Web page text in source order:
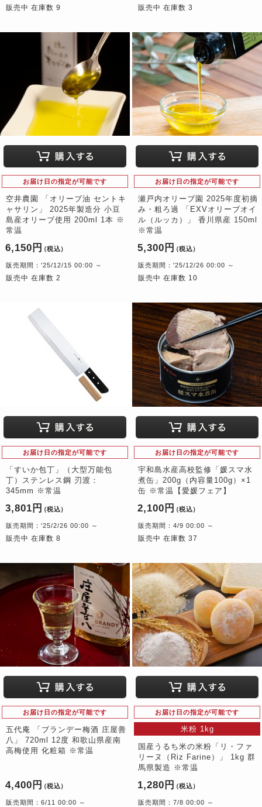
販売中 在庫数 9 販売中 在庫数 3
お届け日の指定が可能です
空井農園 「オリーブ油 セントキ
ャサリン」 2025年製造分 小豆
島産オリーブ使用 200ml 1本 ※
常温
6,150円 （税込）
販売期間：'25/12/15 00:00 ～
販売中 在庫数 2
お届け日の指定が可能です
瀬戸内オリーブ園 2025年度初摘
み・粗ろ過 「EXVオリーブオイ
ル（ルッカ）」 香川県産 150ml
※常温
5,300円 （税込）
販売期間：'25/12/26 00:00 ～
販売中 在庫数 10
お届け日の指定が可能です
「すいか包丁」（大型万能包
丁）ステンレス鋼 刃渡：
345mm ※常温
3,801円 （税込）
販売期間：'25/2/26 00:00 ～
販売中 在庫数 8
お届け日の指定が可能です
宇和島水産高校監修「媛スマ水
煮缶」200g（内容量100g）×1
缶 ※常温【愛媛フェア】
2,100円 （税込）
販売期間：4/9 00:00 ～
販売中 在庫数 37
お届け日の指定が可能です
五代庵 「ブランデー梅酒 庄屋善
八」 720ml 12度 和歌山県産南
高梅使用 化粧箱 ※常温
4,400円 （税込）
販売期間：6/11 00:00 ～
お届け日の指定が可能です
米粉 1kg
国産うるち米の米粉「リ・ファ
リーヌ（Riz Farine）」 1kg 群
馬県製造 ※常温
1,280円 （税込）
販売期間：7/8 00:00 ～